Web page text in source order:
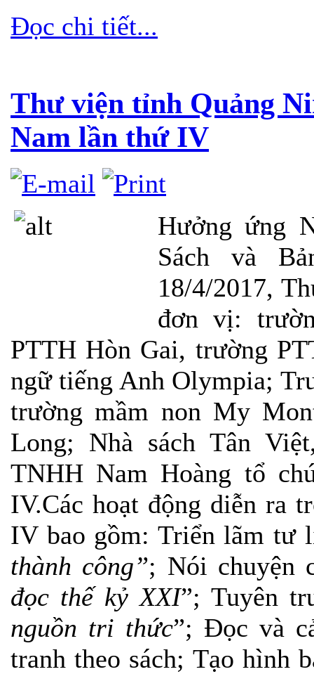
Đọc chi tiết...
Thư viện tỉnh Quảng
Nam lần thứ IV
Hưởng ứng
Sách và
18/4/2017,
đơn vị:
PTTH Hòn Gai, trường
ngữ tiếng Anh Olympia;
trường mầm non My
Long; Nhà sách Tân
TNHH Nam Hoàng tổ
IV.Các hoạt động diễn ra
IV bao gồm: Triển lãm tư
thành công”; Nói chuyện
đọc thế kỷ XXI”; Tuyên
nguồn tri thức”; Đọc và
tranh theo sách; Tạo hình